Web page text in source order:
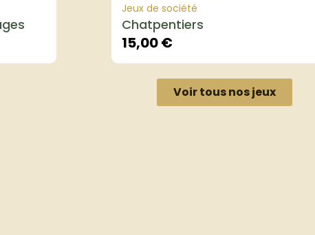
Jeux de société
Chatpentiers
15,00€
Voir tous nos jeux